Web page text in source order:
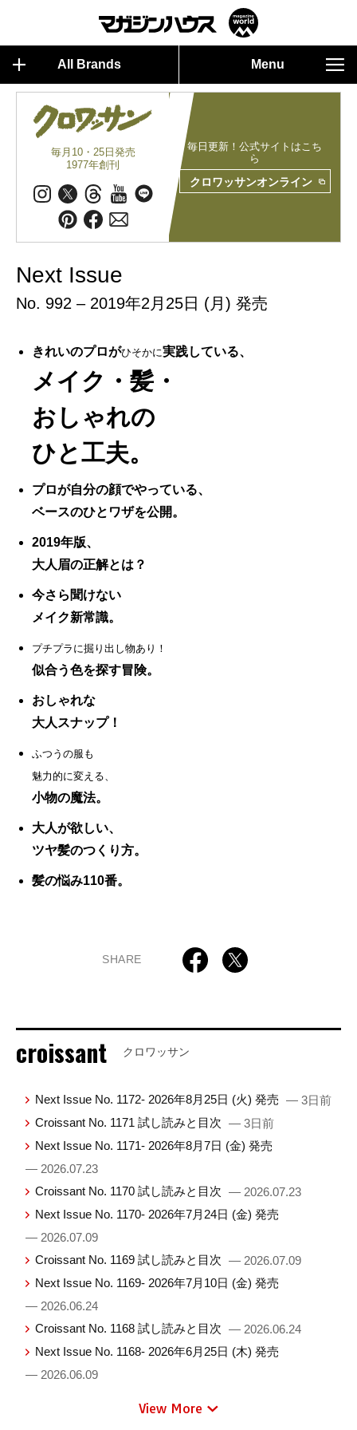
All Brands Menu
毎月10・25日発売
1977年創刊
毎日更新！公式サイトはこち
ら
クロワッサンオンライン
Next Issue
No. 992 – 2019年2月25日 (月) 発売
きれいのプロがひそかに実践している、
メイク・髪・
おしゃれの
ひと工夫。
プロが自分の顔でやっている、
ベースのひとワザを公開。
2019年版、
大人眉の正解とは？
今さら聞けない
メイク新常識。
プチプラに掘り出し物あり！
似合う色を探す冒険。
おしゃれな
大人スナップ！
ふつうの服も
魅力的に変える、
小物の魔法。
大人が欲しい、
ツヤ髪のつくり方。
髪の悩み110番。
SHARE
croissant クロワッサン
Next Issue No. 1172- 2026年8月25日 (火) 発売 — 3日前
Croissant No. 1171 試し読みと目次 — 3日前
Next Issue No. 1171- 2026年8月7日 (金) 発売
— 2026.07.23
Croissant No. 1170 試し読みと目次 — 2026.07.23
Next Issue No. 1170- 2026年7月24日 (金) 発売
— 2026.07.09
Croissant No. 1169 試し読みと目次 — 2026.07.09
Next Issue No. 1169- 2026年7月10日 (金) 発売
— 2026.06.24
Croissant No. 1168 試し読みと目次 — 2026.06.24
Next Issue No. 1168- 2026年6月25日 (木) 発売
— 2026.06.09
View More